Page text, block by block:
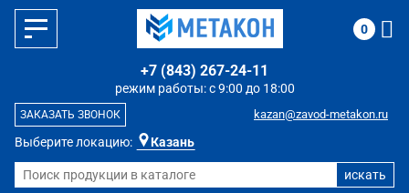
Выберите локацию: Казань
режим работы: с 9:00 до 18:00
+7 (843) 267-24-11
kazan@zavod-metakon.ru
ЗАКАЗАТЬ ЗВОНОК
0